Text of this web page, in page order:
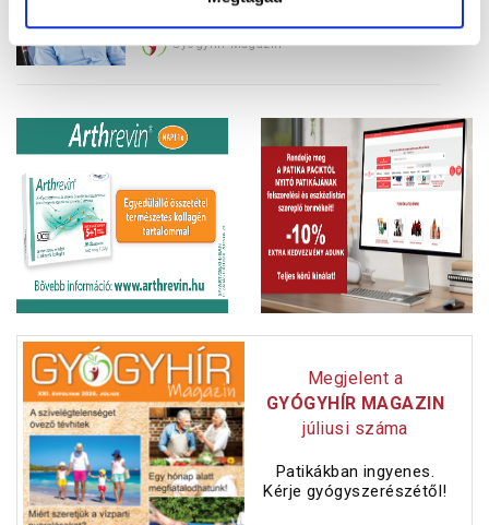
Gyógyhír Magazin
Megjelent a
GYÓGYHÍR MAGAZIN
júliusi száma
Patikákban ingyenes.
Kérje gyógyszerészétől!